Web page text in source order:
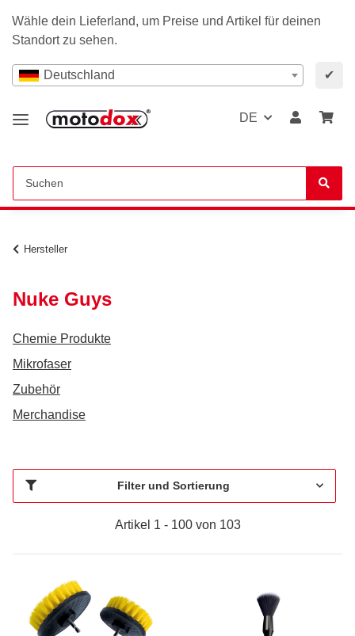
Wähle dein Lieferland, um Preise und Artikel für deinen
Standort zu sehen.
Deutschland ✔
DE
Hersteller
Nuke Guys
Chemie Produkte
Mikrofaser
Zubehör
Merchandise
Filter und Sortierung
Artikel 1 - 100 von 103